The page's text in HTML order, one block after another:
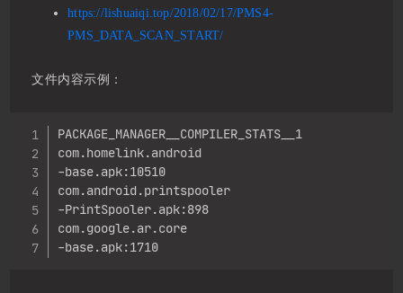
https://lishuaiqi.top/2018/02/17/PMS4-
PMS_DATA_SCAN_START/
文件内容示例：
PACKAGE_MANAGER__COMPILER_STATS__1
com.homelink.android
-base.apk:10510
com.android.printspooler
-PrintSpooler.apk:898
com.google.ar.core
-base.apk:1710